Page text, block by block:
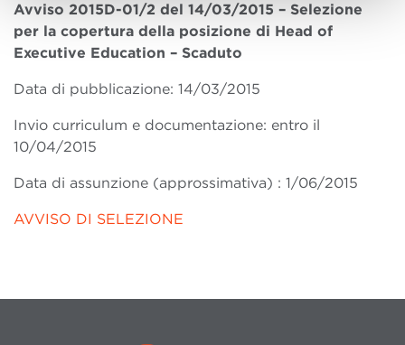
Avviso 2015D-01/2 del 14/03/2015 – Selezione
per la copertura della posizione di Head of
Executive Education – Scaduto
Data di pubblicazione: 14/03/2015
Invio curriculum e documentazione: entro il
10/04/2015
Data di assunzione (approssimativa) : 1/06/2015
AVVISO DI SELEZIONE